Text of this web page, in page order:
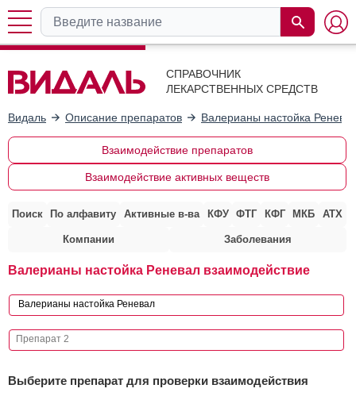
СПРАВОЧНИК
ЛЕКАРСТВЕННЫХ СРЕДСТВ
Видаль Описание препаратов Валерианы настойка
Взаимодействие препаратов
Взаимодействие активных веществ
Поиск По алфавиту Активные в-ва КФУ ФТГ КФГ МКБ АТХ
Компании Заболевания
Валерианы настойка Реневал взаимодействие
Выберите препарат для проверки взаимодействия